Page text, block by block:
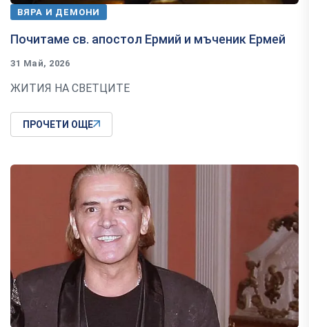
ВЯРА И ДЕМОНИ
Почитаме св. апостол Ермий и мъченик Ермей
31 Май, 2026
ЖИТИЯ НА СВЕТЦИТЕ
ПРОЧЕТИ ОЩЕ